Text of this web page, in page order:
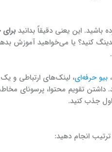
باشید. این یعنی دقیقاً بدانید
کنید؟ یا می‌خواهید آموزش
بیو حرفه‌ای، لینک‌های ارتباطی و یک
تقویم محتوا، پرسونای
جذب کنید.
انجام دهید: